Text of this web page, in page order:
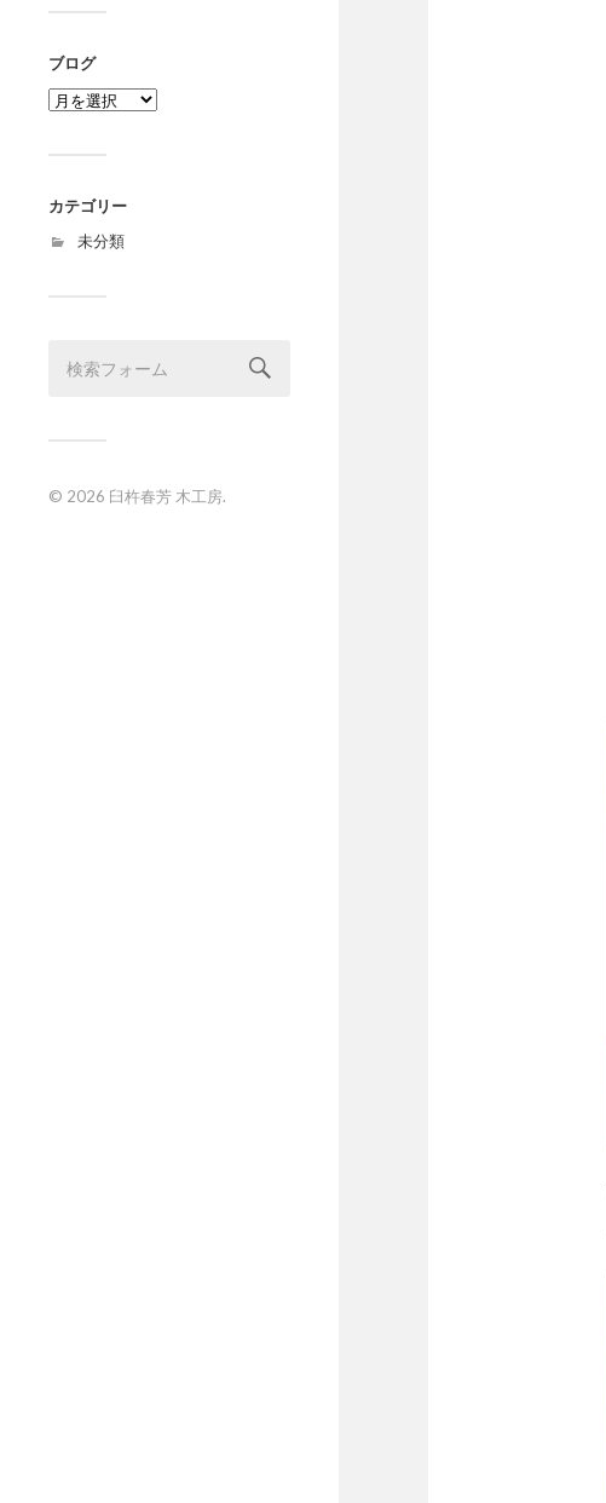
ブログ
ブ
ロ
カテゴリー
未分類
© 2026 臼杵春芳 木工房.